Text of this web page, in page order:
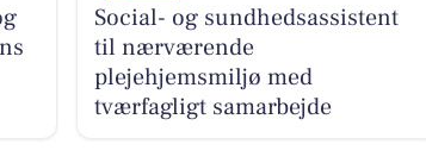
Social- og sundhedsassistent
til nærværende
plejehjemsmiljø med
tværfagligt samarbejde